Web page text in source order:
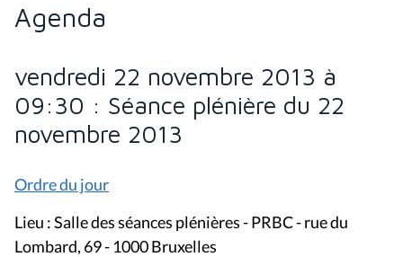
Agenda
vendredi 22 novembre 2013 à
09:30 : Séance plénière du 22
novembre 2013
Ordre du jour
Lieu : Salle des séances plénières - PRBC - rue du
Lombard, 69 - 1000 Bruxelles